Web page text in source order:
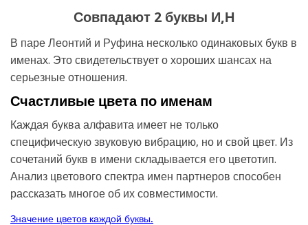
Совпадают 2 буквы И,Н
В паре Леонтий и Руфина несколько одинаковых букв в
именах. Это свидетельствует о хороших шансах на
серьезные отношения.
Счастливые цвета по именам
Каждая буква алфавита имеет не только
специфическую звуковую вибрацию, но и свой цвет. Из
сочетаний букв в имени складывается его цветотип.
Анализ цветового спектра имен партнеров способен
рассказать многое об их совместимости.
Значение цветов каждой буквы.